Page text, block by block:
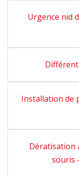
Urgence nid
Installation de
Dératisation
souris